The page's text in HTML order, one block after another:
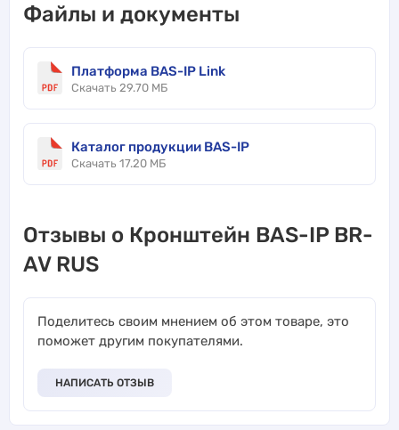
Файлы и документы
Платформа BAS-IP Link
Скачать 29.70 МБ
Каталог продукции BAS-IP
Скачать 17.20 МБ
Отзывы о Кронштейн BAS-IP BR-
AV RUS
Поделитесь своим мнением об этом товаре, это
поможет другим покупателями.
НАПИСАТЬ ОТЗЫВ